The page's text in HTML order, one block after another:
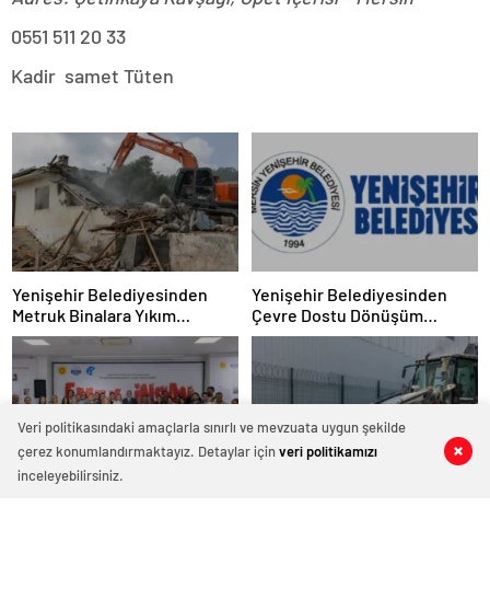
0 0
0 0
0551 511 20 33
Kadir samet Tüten
Yenişehir Belediyesinden
Metruk Binalara Yıkım
Operasyonu
Yenişehir Belediyesinden
Çevre Dostu Dönüşüm
Projesi
Veri politikasındaki amaçlarla sınırlı ve mevzuata uygun şekilde
çerez konumlandırmaktayız. Detaylar içinveri politikamızı
inceleyebilirsiniz.